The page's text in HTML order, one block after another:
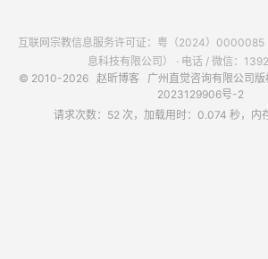
互联网宗教信息服务许可证：粤（2024）0000085
息科技有限公司） · 电话 / 微信：
© 2010-2026 赵昕博客 广州直觉咨询有限公司版
2023129906号-2
请求次数：52 次，加载用时：0.074 秒，内